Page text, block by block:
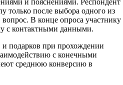
и пояснениями. Респондент
только после выбора одного из
В конце опроса участнику
с контактными данными.
и подарков при прохождении
с конечными
среднюю конверсию в